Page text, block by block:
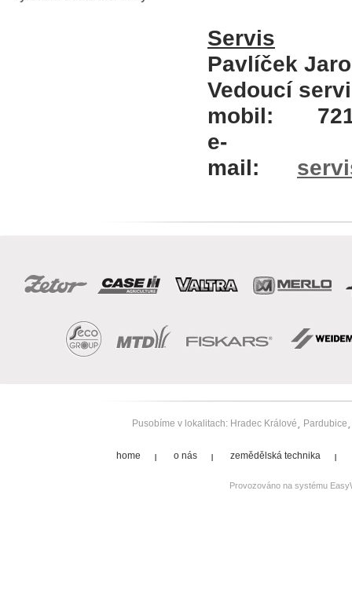
Servis
Pavlíček
mobil: 721
e-
mail:
Pusobíme v lokalitach: Hradec Králové Pardubice
home o nás zemědělská technika
Provozováno na systému